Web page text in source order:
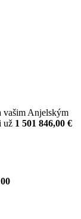
Anjelským
už 1 501 846,00 €